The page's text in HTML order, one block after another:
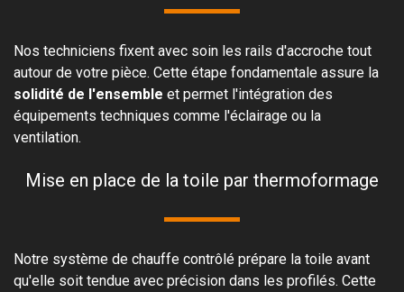
Nos techniciens fixent avec soin les rails d'accroche tout
autour de votre pièce. Cette étape fondamentale assure la
solidité de l'ensemble et permet l'intégration des
équipements techniques comme l'éclairage ou la
ventilation.
Mise en place de la toile par thermoformage
Notre système de chauffe contrôlé prépare la toile avant
qu'elle soit tendue avec précision dans les profilés. Cette